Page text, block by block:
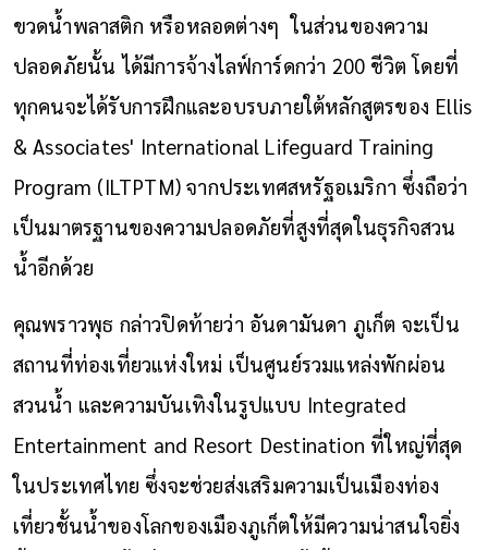
ขวดน้ำพลาสติก หรือหลอดต่างๆ ในส่วนของความ
ปลอดภัยนั้น ได้มีการจ้างไลฟ์การ์ดกว่า 200 ชีวิต โดยที่
ทุกคนจะได้รับการฝึกและอบรบภายใต้หลักสูตรของ Ellis
& Associates' International Lifeguard Training
Program (ILTPTM) จากประเทศสหรัฐอเมริกา ซึ่งถือว่า
เป็นมาตรฐานของความปลอดภัยที่สูงที่สุดในธุรกิจสวน
น้ำอีกด้วย
คุณพราวพุธ กล่าวปิดท้ายว่า อันดามันดา ภูเก็ต จะเป็น
สถานที่ท่องเที่ยวแห่งใหม่ เป็นศูนย์รวมแหล่งพักผ่อน
สวนน้ำ และความบันเทิงในรูปแบบ Integrated
Entertainment and Resort Destination ที่ใหญ่ที่สุด
ในประเทศไทย ซึ่งจะช่วยส่งเสริมความเป็นเมืองท่อง
เที่ยวชั้นน้ำของโลกของเมืองภูเก็ตให้มีความน่าสนใจยิ่ง